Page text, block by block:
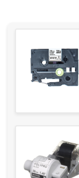
Service & Support